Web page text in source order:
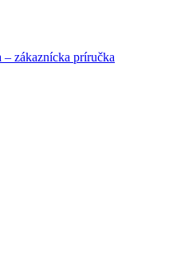
– zákaznícka príručka